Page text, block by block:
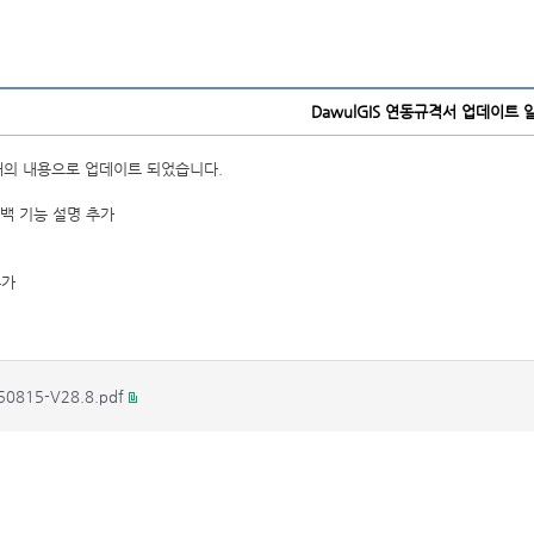
DawulGIS 연동규격서 업데이트
내용으로 업데이트 되었습니다.
기능 설명 추가
V28.8.pdf